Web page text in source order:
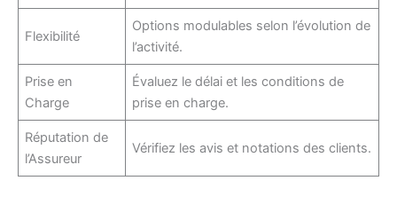
Flexibilité
Options modulables selon l’évolution de
l’activité.
Prise en
Charge
Évaluez le délai et les conditions de
prise en charge.
Réputation de
l’Assureur
Vérifiez les avis et notations des clients.